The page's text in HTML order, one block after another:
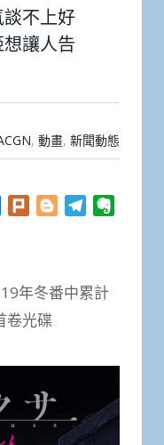
談不上好
讓人告
, 動畫, 新聞動態
Facebook
Plurk BloggerTelegram
年冬番中累計
卷光碟